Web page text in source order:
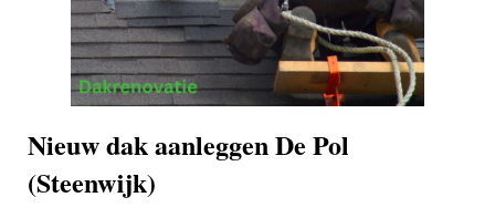
Nieuw dak aanleggen De Pol
(Steenwijk)